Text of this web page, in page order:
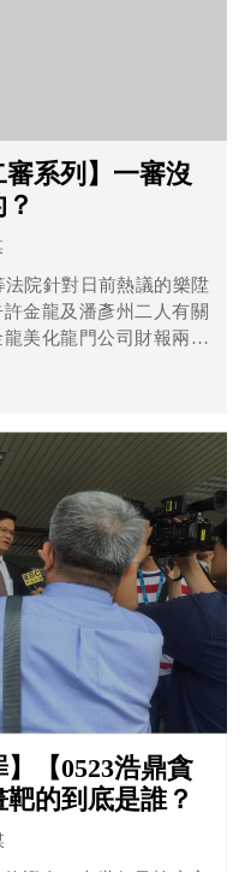
審系列】一審沒
法院針對日前熱議的樂陞
金龍及潘彥州二人有關
美化龍門公司財報兩事
【0523浩鼎貪
的到底是誰？